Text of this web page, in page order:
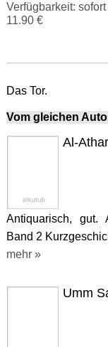
Verfügbarkeit:
11.90 €
Das Tor.
Vom gleichen
Al-
Antiquarisch, gut.
Band 2
mehr »
Umm